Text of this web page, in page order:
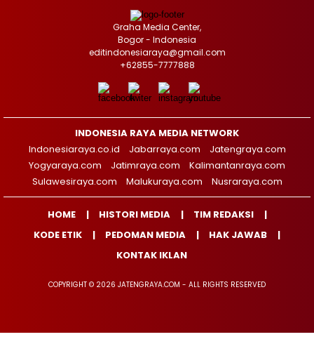
Graha Media Center,
Bogor - Indonesia
editindonesiaraya@gmail.com
+62855-7777888
INDONESIA RAYA MEDIA NETWORK
Indonesiaraya.co.id
Jabarraya.com
Jatengraya.com
Yogyaraya.com
Jatimraya.com
Kalimantanraya.com
Sulawesiraya.com
Malukuraya.com Nusraraya.com
HOME HISTORI MEDIA
TIM REDAKSI
KODE ETIK
PEDOMAN MEDIA
HAK JAWAB
KONTAK IKLAN
COPYRIGHT © 2026 JATENGRAYA.COM - ALL RIGHTS RESERVED